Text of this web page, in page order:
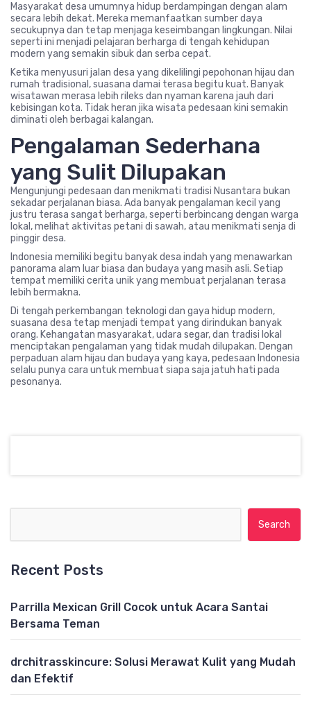
Masyarakat desa umumnya hidup berdampingan dengan alam
secara lebih dekat. Mereka memanfaatkan sumber daya
secukupnya dan tetap menjaga keseimbangan lingkungan. Nilai
seperti ini menjadi pelajaran berharga di tengah kehidupan
modern yang semakin sibuk dan serba cepat.
Ketika menyusuri jalan desa yang dikelilingi pepohonan hijau dan
rumah tradisional, suasana damai terasa begitu kuat. Banyak
wisatawan merasa lebih rileks dan nyaman karena jauh dari
kebisingan kota. Tidak heran jika wisata pedesaan kini semakin
diminati oleh berbagai kalangan.
Pengalaman Sederhana
yang Sulit Dilupakan
Mengunjungi pedesaan dan menikmati tradisi Nusantara bukan
sekadar perjalanan biasa. Ada banyak pengalaman kecil yang
justru terasa sangat berharga, seperti berbincang dengan warga
lokal, melihat aktivitas petani di sawah, atau menikmati senja di
pinggir desa.
Indonesia memiliki begitu banyak desa indah yang menawarkan
panorama alam luar biasa dan budaya yang masih asli. Setiap
tempat memiliki cerita unik yang membuat perjalanan terasa
lebih bermakna.
Di tengah perkembangan teknologi dan gaya hidup modern,
suasana desa tetap menjadi tempat yang dirindukan banyak
orang. Kehangatan masyarakat, udara segar, dan tradisi lokal
menciptakan pengalaman yang tidak mudah dilupakan. Dengan
perpaduan alam hijau dan budaya yang kaya, pedesaan Indonesia
selalu punya cara untuk membuat siapa saja jatuh hati pada
pesonanya.
Recent Posts
Parrilla Mexican Grill Cocok untuk Acara Santai
Bersama Teman
drchitrasskincure: Solusi Merawat Kulit yang Mudah
dan Efektif